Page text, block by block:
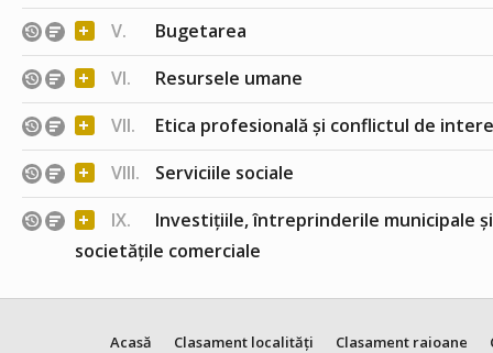
+ V. Bugetarea
+ VI. Resursele umane
+ VII. Etica profesională și conflictul de
+ VIII. Serviciile sociale
+ IX.
Investițiile, întreprinderile municipale
societățile comerciale
Acasă Clasament localități Clasament raioane